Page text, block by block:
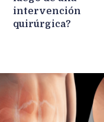
intervención
quirúrgica?